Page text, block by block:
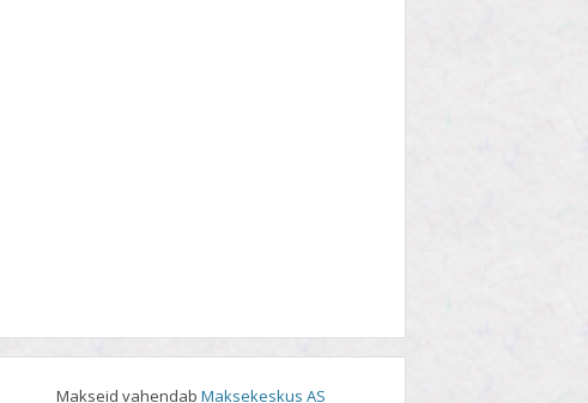
Makseid vahendabMaksekeskus AS